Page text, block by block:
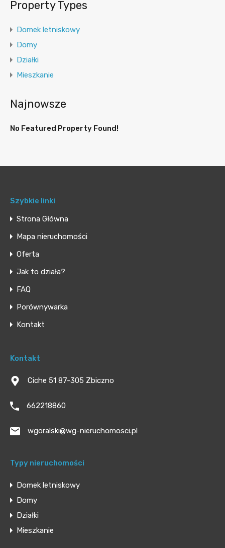
Property Types
Domek letniskowy
Domy
Działki
Mieszkanie
Najnowsze
No Featured Property Found!
Szybkie linki
Strona Główna
Mapa nieruchomości
Oferta
Jak to działa?
FAQ
Porównywarka
Kontakt
Kontakt
Ciche 51 87-305 Zbiczno
662218860
wgoralski@wg-nieruchomosci.pl
Typy nieruchomości
Domek letniskowy
Domy
Działki
Mieszkanie